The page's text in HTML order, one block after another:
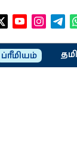
ப்ரீமியம்